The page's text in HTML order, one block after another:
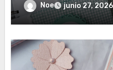
Noe junio 27, 2026